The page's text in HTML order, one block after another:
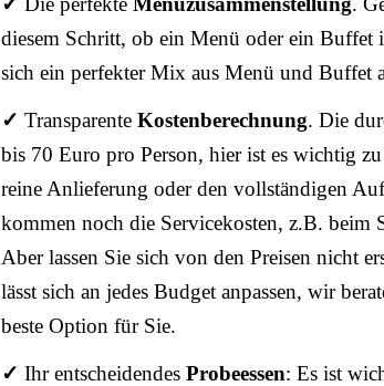
diesem Schritt, ob ein Menü oder ein Buffet
sich ein perfekter Mix aus Menü und Buffet
✓ Transparente Kostenberechnung. Die
bis 70 Euro pro Person, hier ist es wichtig
reine Anlieferung oder den vollständigen
kommen noch die Servicekosten, z.B.
Aber lassen Sie sich von den Preisen nicht
lässt sich an jedes Budget anpassen, wir
beste Option für Sie.
✓ Ihr entscheidendes Probeessen: Es ist